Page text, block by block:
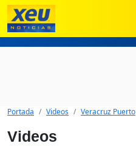
Portada Videos Veracruz Puerto
Videos